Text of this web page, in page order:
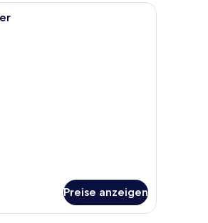
Schreibtisch
Ein Hotelzimmer mit einem großen Bett,
Preise anzeigen